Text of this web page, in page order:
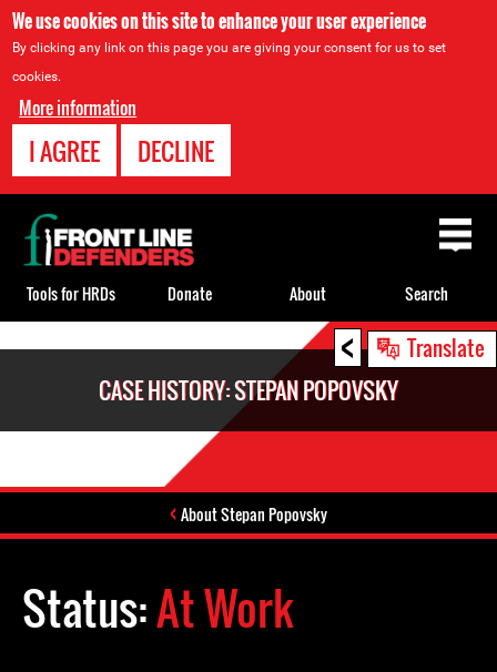
We use cookies on this site to enhance your user experience
By clicking any link on this page you are giving your consent for us to set
cookies.
More information
I AGREE DECLINE
< Translate
CASE HISTORY: STEPAN POPOVSKY
About Stepan Popovsky
Status:At Work
Back
to
top
Tools for HRDs Donate About Search